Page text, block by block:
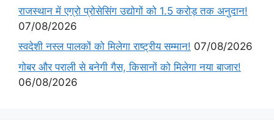
राजस्थान में एग्रो प्रोसेसिंग उद्योगों को 1.5 करोड़ तक अनुदान!
07/08/2026
स्वदेशी नस्ल पालकों को मिलेगा राष्ट्रीय सम्मान! 07/08/2026
गोबर और पराली से बनेगी गैस, किसानों को मिलेगा नया बाजार!
06/08/2026